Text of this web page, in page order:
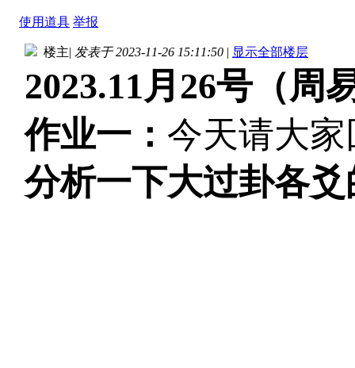
使用道具 举报
楼主| 发表于 2023-11-26 15:11:50 | 显示全部楼层
2023.11月26号（周
作业一： 今天请大
分析一下大过卦各